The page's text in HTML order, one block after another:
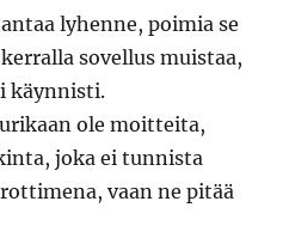
lyhenne, poimia se
sovellus muistaa,
käynnisti.
ole moitteita,
joka ei tunnista
vaan ne pitää